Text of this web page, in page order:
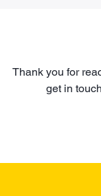
Thank you for
get in